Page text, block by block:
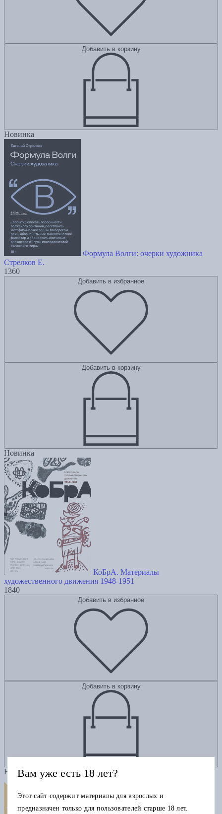
Добавить в корзину
Новинка
Формула Волги: очерки художника
Стрелков Е.
1360
Добавить в избранное
Добавить в корзину
Новинка
КоБрА. Материалы
художественного движения 1948-1951
1840
Добавить в избранное
Добавить в корзину
Новинка
Вам уже есть 18 лет?
Этот сайт содержит материалы для взрослых и
предназначен только для пользователей старше 18 лет.